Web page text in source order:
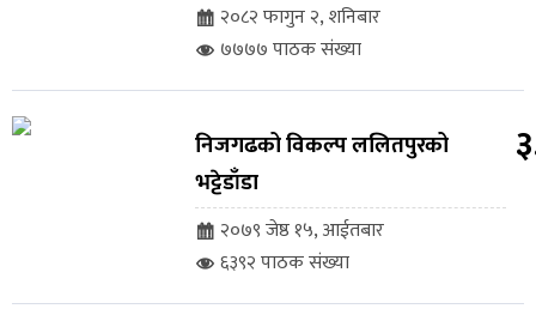
२०८२ फागुन २, शनिबार
७७७७ पाठक संख्या
निजगढको विकल्प ललितपुरको
भट्टेडाँडा
२०७९ जेष्ठ १५, आईतबार
६३९२ पाठक संख्या